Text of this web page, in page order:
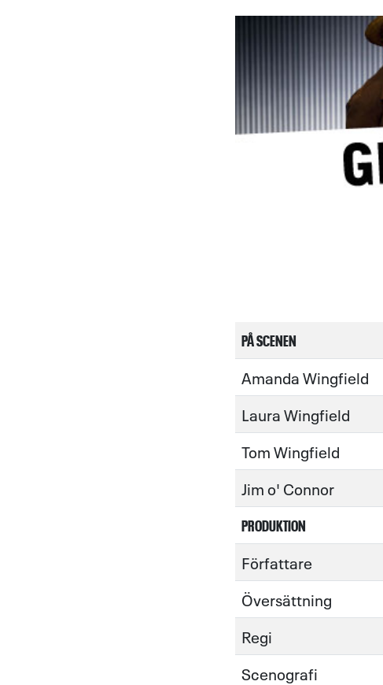
PÅ SCENEN
Amanda Wingfield
Laura Wingfield
Tom Wingfield
Jim o' Connor
PRODUKTION
Författare
Översättning
Regi
Scenografi